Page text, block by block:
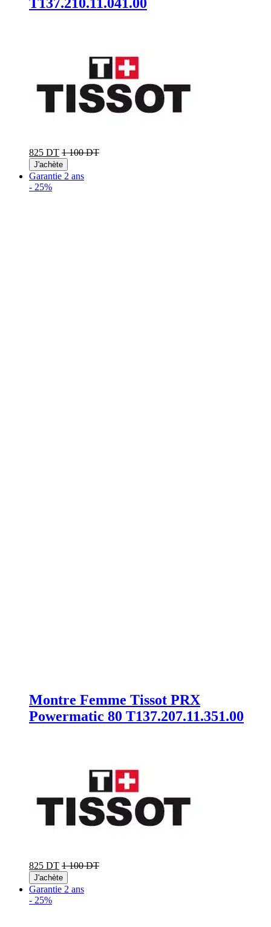
825 DT 1 100 DT
J'achète
Garantie 2 ans
- 25%
Montre Femme Tissot PRX
Powermatic 80 T137.207.11.351.00
825 DT 1 100 DT
J'achète
Garantie 2 ans
- 25%